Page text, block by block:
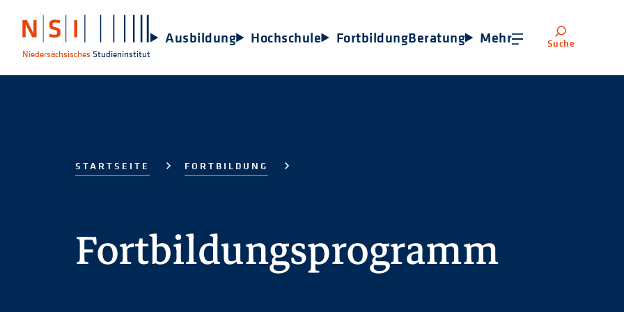
Niedersächsisches Studieninstitut
Ausbildung Hochschule FortbildungBeratung Mehr Suche
STARTSEITE FORTBILDUNG
Fortbildungsprogramm